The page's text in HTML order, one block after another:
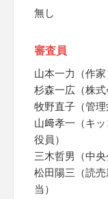
無し
審査員
山本一力（作家
杉森一広（株式
牧野直子（管理
山﨑孝一（キ
役員）
三木哲男（中央
松田陽三（読
当）